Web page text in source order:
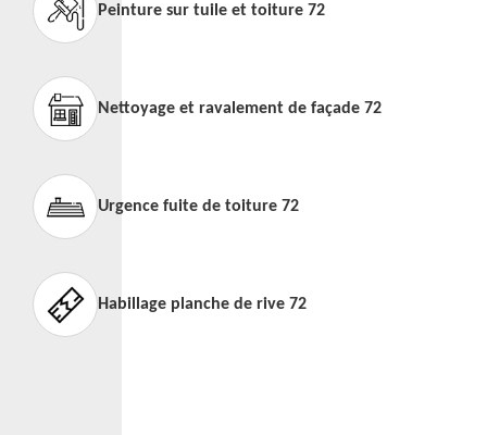
Peinture sur tuile et toiture 72
Nettoyage et ravalement de façade 72
Urgence fuite de toiture 72
Habillage planche de rive 72